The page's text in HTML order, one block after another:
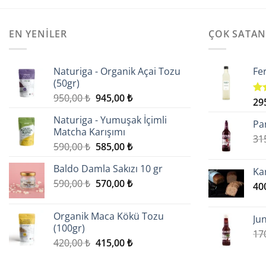
EN YENILER
Naturiga - Organik Açai Tozu
(50gr)
950,00₺ Orijinal
950,00 ₺.
945,00₺Şu
fiyat:
Naturiga - Yumuşak İçimli
Matcha Karışımı
590,00₺ Orijinal
590,00 ₺.
585,00₺Şu
fiyat:
585,00 ₺.
Baldo Damla Sakızı 10 gr
590,00₺ Orijinal
570,00₺Şu
570,00 ₺.
Organik Maca Kökü Tozu
(100gr)
420,00₺ Orijinal
415,00₺Şu
ÇOK
5
aldı